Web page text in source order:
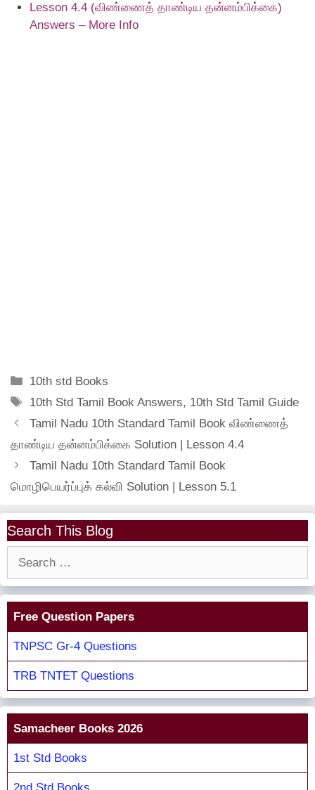
Lesson 4.4 (விண்ணைத் தாண்டிய தன்னம்பிக்கை)
Answers – More Info
Categories
10th std Books
Tags
10th Std Tamil Book Answers, 10th Std Tamil Guide
Tamil Nadu 10th Standard Tamil Book விண்ணைத்
தாண்டிய தன்னம்பிக்கை Solution | Lesson 4.4
Tamil Nadu 10th Standard Tamil Book
மொழிபெயர்ப்புக் கல்வி Solution | Lesson 5.1
Search This Blog
Free Question Papers
TNPSC Gr-4 Questions
TRB TNTET Questions
Samacheer Books 2026
1st Std Books